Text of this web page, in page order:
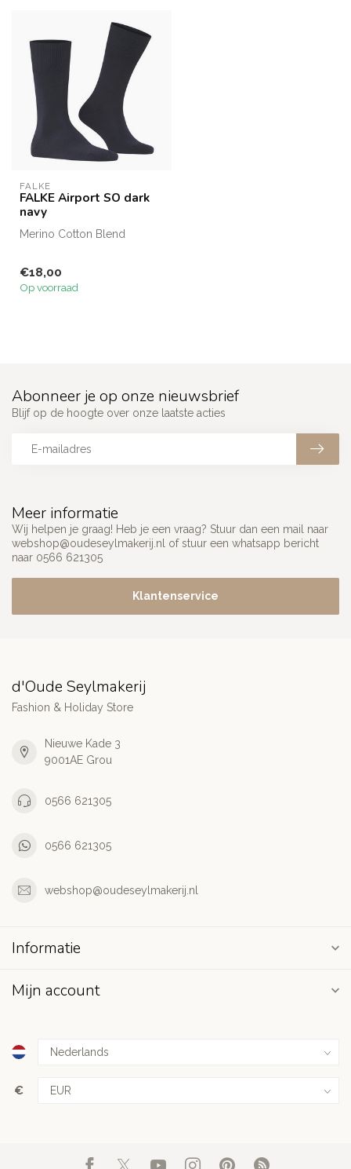
FALKE
FALKE Airport SO dark
navy
Merino Cotton Blend
€18,00
Op voorraad
Meer informatie
Wij helpen je graag! Heb je een vraag? Stuur dan een mail naar
webshop@oudeseylmakerij.nl of stuur een whatsapp bericht
naar 0566 621305
Klantenservice
Abonneer je op onze nieuwsbrief
Blijf op de hoogte over onze laatste acties
d'Oude Seylmakerij
Fashion & Holiday Store
Nieuwe Kade 3
9001AE Grou
0566 621305
0566 621305
webshop@oudeseylmakerij.nl
Informatie
Mijn account
€